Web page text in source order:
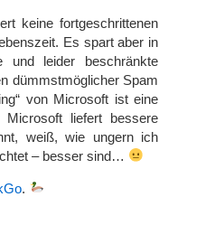
keine fortgeschrittenen
Es spart aber in
und leider beschränkte
dümmstmöglicher Spam
von Microsoft ist eine
Microsoft liefert bessere
weiß, wie ungern ich
– besser sind…
.